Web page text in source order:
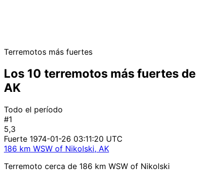
Terremotos más fuertes
Los 10 terremotos más fuertes de
AK
Todo el período
#1
5,3
Fuerte 1974-01-26 03:11:20 UTC
186 km WSW of Nikolski, AK
Terremoto cerca de 186 km WSW of Nikolski